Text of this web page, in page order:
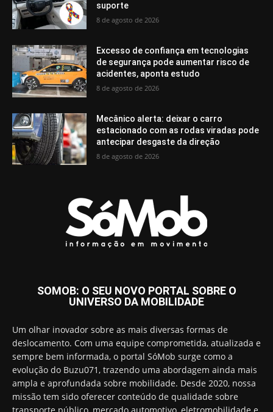
suporte
8 de agosto de 2026
Excesso de confiança em tecnologias
de segurança pode aumentar risco de
acidentes, aponta estudo
8 de agosto de 2026
Mecânico alerta: deixar o carro
estacionado com as rodas viradas pode
antecipar desgaste da direção
8 de agosto de 2026
SOMOB: O SEU NOVO PORTAL SOBRE O
UNIVERSO DA MOBILIDADE
Um olhar inovador sobre as mais diversas formas de
deslocamento. Com uma equipe comprometida, atualizada e
sempre bem informada, o portal SóMob surge como a
evolução do Buzu071, trazendo uma abordagem ainda mais
ampla e aprofundada sobre mobilidade. Desde 2020, nossa
missão tem sido oferecer conteúdo de qualidade sobre